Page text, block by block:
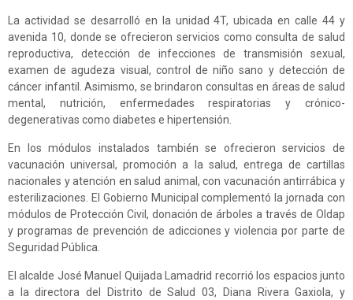
La actividad se desarrolló en la unidad 4T, ubicada en calle 44 y
avenida 10, donde se ofrecieron servicios como consulta de salud
reproductiva, detección de infecciones de transmisión sexual,
examen de agudeza visual, control de niño sano y detección de
cáncer infantil. Asimismo, se brindaron consultas en áreas de salud
mental, nutrición, enfermedades respiratorias y crónico-
degenerativas como diabetes e hipertensión.
En los módulos instalados también se ofrecieron servicios de
vacunación universal, promoción a la salud, entrega de cartillas
nacionales y atención en salud animal, con vacunación antirrábica y
esterilizaciones. El Gobierno Municipal complementó la jornada con
módulos de Protección Civil, donación de árboles a través de Oldap
y programas de prevención de adicciones y violencia por parte de
Seguridad Pública.
El alcalde José Manuel Quijada Lamadrid recorrió los espacios junto
a la directora del Distrito de Salud 03, Diana Rivera Gaxiola, y